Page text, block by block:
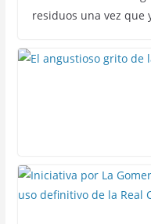
residuos una vez que